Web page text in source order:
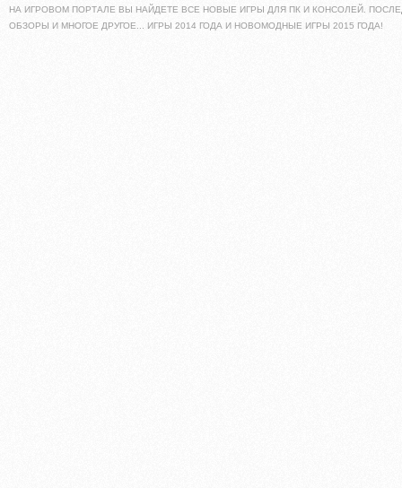
НА ИГРОВОМ ПОРТАЛЕ ВЫ НАЙДЕТЕ ВСЕ НОВЫЕ ИГРЫ ДЛЯ ПК И КОНСОЛЕЙ.
ОБЗОРЫ И МНОГОЕ ДРУГОЕ... ИГРЫ 2014 ГОДА И НОВОМОДНЫЕ ИГРЫ 2015 ГОДА!